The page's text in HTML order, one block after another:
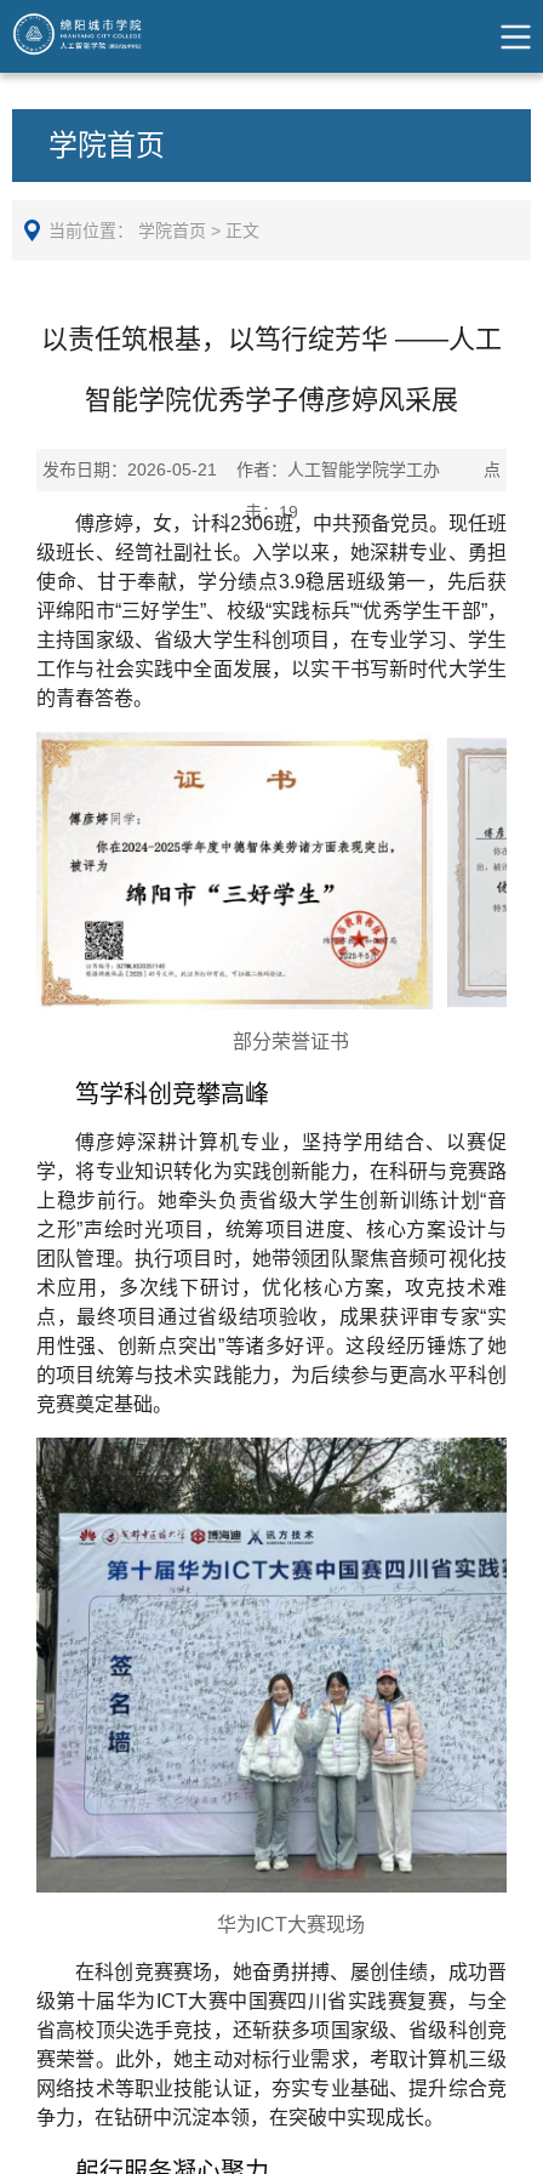
学院首页
当前位置： 学院首页 > 正文
以责任筑根基，以笃行绽芳华 ——人工
智能学院优秀学子傅彦婷风采展
发布日期：2026-05-21 作者：人工智能学院学工办 点
击：19
傅彦婷，女，计科2306班，中共预备党员。现任班
级班长、经笥社副社长。入学以来，她深耕专业、勇担
使命、甘于奉献，学分绩点3.9稳居班级第一，先后获
评绵阳市“三好学生”、校级“实践标兵”“优秀学生干部”，
主持国家级、省级大学生科创项目，在专业学习、学生
工作与社会实践中全面发展，以实干书写新时代大学生
的青春答卷。
部分荣誉证书
笃学科创竞攀高峰
傅彦婷深耕计算机专业，坚持学用结合、以赛促
学，将专业知识转化为实践创新能力，在科研与竞赛路
上稳步前行。她牵头负责省级大学生创新训练计划“音
之形”声绘时光项目，统筹项目进度、核心方案设计与
团队管理。执行项目时，她带领团队聚焦音频可视化技
术应用，多次线下研讨，优化核心方案，攻克技术难
点，最终项目通过省级结项验收，成果获评审专家“实
用性强、创新点突出”等诸多好评。这段经历锤炼了她
的项目统筹与技术实践能力，为后续参与更高水平科创
竞赛奠定基础。
华为ICT大赛现场
在科创竞赛赛场，她奋勇拼搏、屡创佳绩，成功晋
级第十届华为ICT大赛中国赛四川省实践赛复赛，与全
省高校顶尖选手竞技，还斩获多项国家级、省级科创竞
赛荣誉。此外，她主动对标行业需求，考取计算机三级
网络技术等职业技能认证，夯实专业基础、提升综合竞
争力，在钻研中沉淀本领，在突破中实现成长。